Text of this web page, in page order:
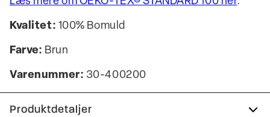
Kvalitet: 100% Bomuld
Farve: Brun
Varenummer: 30-400200
Produktdetaljer